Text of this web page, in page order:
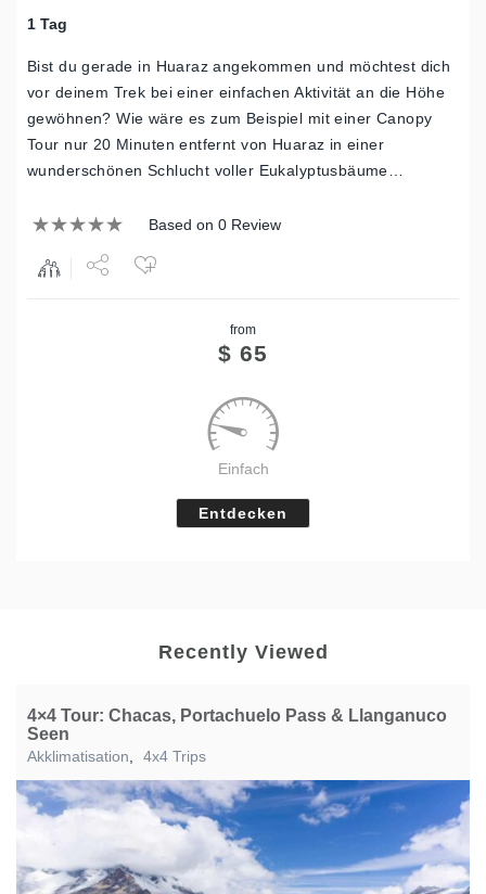
1 Tag
Bist du gerade in Huaraz angekommen und möchtest dich
vor deinem Trek bei einer einfachen Aktivität an die Höhe
gewöhnen? Wie wäre es zum Beispiel mit einer Canopy
Tour nur 20 Minuten entfernt von Huaraz in einer
wunderschönen Schlucht voller Eukalyptusbäume…
Based on 0 Review
from
$ 65
Einfach
Entdecken
Recently Viewed
4×4 Tour: Chacas, Portachuelo Pass & Llanganuco
Seen
Akklimatisation, 4x4 Trips